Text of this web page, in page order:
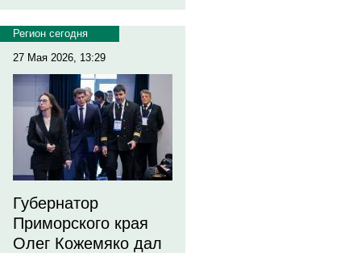
Регион сегодня
27 Мая 2026, 13:29
Губернатор
Приморского края
Олег Кожемяко дал